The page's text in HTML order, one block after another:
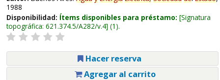
1988
Disponibilidad: Ítems disponibles para préstamo: Signatura
topográfica: 621.374.5/A282/v.4 (1).
Hacer reserva
Agregar al carrito